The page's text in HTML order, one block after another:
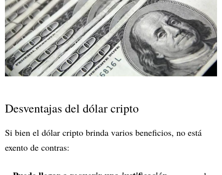
Desventajas del dólar cripto
Si bien el dólar cripto brinda varios beneficios, no está
exento de contras: